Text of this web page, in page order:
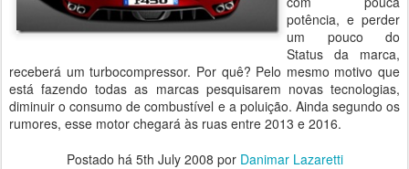
potência, e perder
um pouco do
Status da marca,
receberá um turbocompressor. Por quê? Pelo mesmo motivo que
está fazendo todas as marcas pesquisarem novas tecnologias,
diminuir o consumo de combustível e a poluição. Ainda segundo os
rumores, esse motor chegará às ruas entre 2013 e 2016.
Postado há 5th July 2008 por Danimar Lazaretti